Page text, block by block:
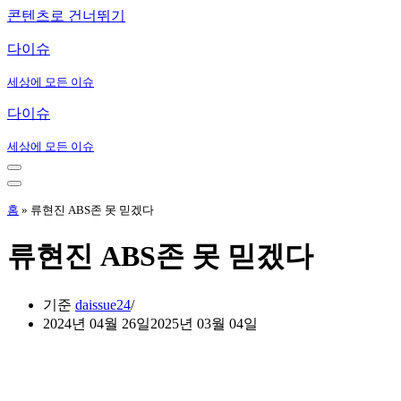
콘텐츠로 건너뛰기
다이슈
세상에 모든 이슈
다이슈
세상에 모든 이슈
내
비
게
메
뉴
내
비
션
메
홈 » 류현진 ABS존 못 믿겠다
류현진 ABS존 못 믿겠다
기준 daissue24
2024년 04월 26일2025년 03월 04일